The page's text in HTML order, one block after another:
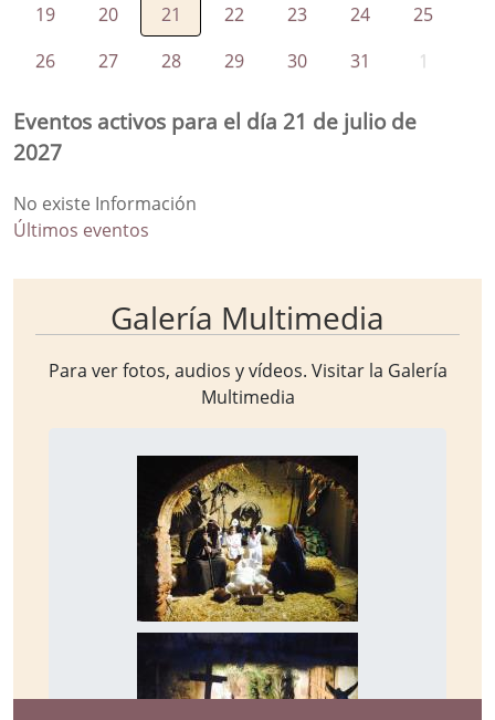
19 20 21 22 23 24
25
26
27 28 29 30 31 1
Eventos activos para el día 21 de julio de
2027
No existe Información
Últimos eventos
Galería Multimedia
Para ver fotos, audios y vídeos. Visitar la Galería
Multimedia